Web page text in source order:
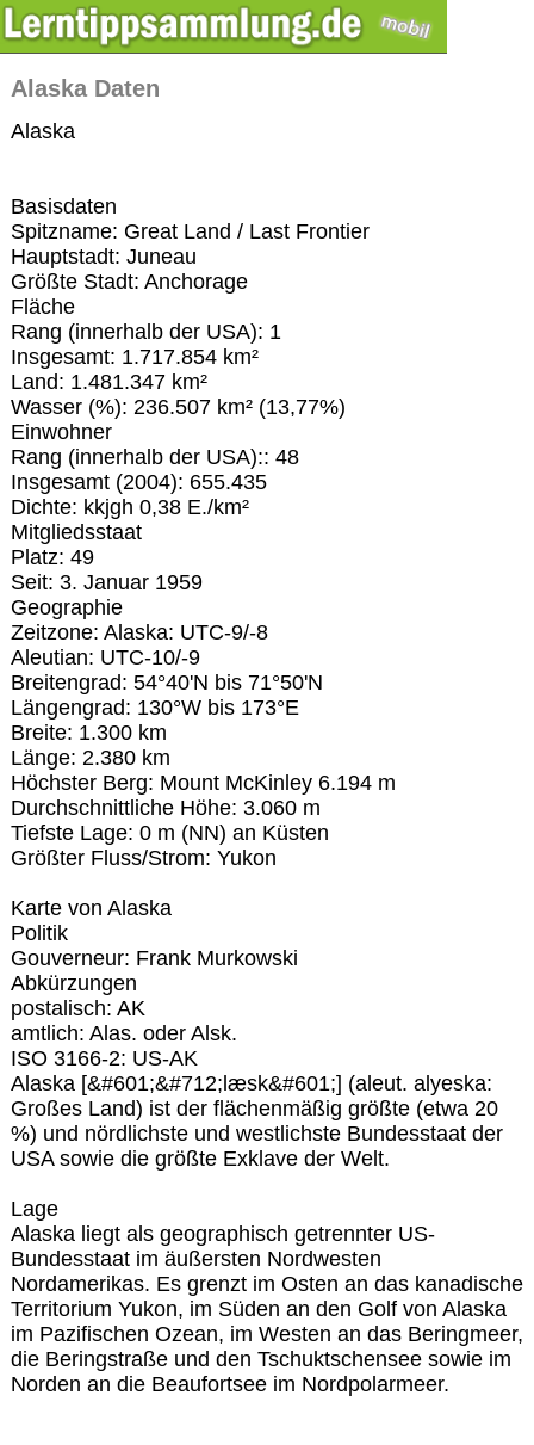
Alaska Daten
Alaska
Basisdaten
Spitzname: Great Land / Last Frontier
Hauptstadt: Juneau
Größte Stadt: Anchorage
Fläche
Rang (innerhalb der USA): 1
Insgesamt: 1.717.854 km²
Land: 1.481.347 km²
Wasser (%): 236.507 km² (13,77%)
Einwohner
Rang (innerhalb der USA):: 48
Insgesamt (2004): 655.435
Dichte: kkjgh 0,38 E./km²
Mitgliedsstaat
Platz: 49
Seit: 3. Januar 1959
Geographie
Zeitzone: Alaska: UTC-9/-8
Aleutian: UTC-10/-9
Breitengrad: 54°40'N bis 71°50'N
Längengrad: 130°W bis 173°E
Breite: 1.300 km
Länge: 2.380 km
Höchster Berg: Mount McKinley 6.194 m
Durchschnittliche Höhe: 3.060 m
Tiefste Lage: 0 m (NN) an Küsten
Größter Fluss/Strom: Yukon
Karte von Alaska
Politik
Gouverneur: Frank Murkowski
Abkürzungen
postalisch: AK
amtlich: Alas. oder Alsk.
ISO 3166-2: US-AK
Alaska [&#601;&#712;læsk&#601;] (aleut. alyeska:
Großes Land) ist der flächenmäßig größte (etwa 20
%) und nördlichste und westlichste Bundesstaat der
USA sowie die größte Exklave der Welt.
Lage
Alaska liegt als geographisch getrennter US-
Bundesstaat im äußersten Nordwesten
Nordamerikas. Es grenzt im Osten an das kanadische
Territorium Yukon, im Süden an den Golf von Alaska
im Pazifischen Ozean, im Westen an das Beringmeer,
die Beringstraße und den Tschuktschensee sowie im
Norden an die Beaufortsee im Nordpolarmeer.